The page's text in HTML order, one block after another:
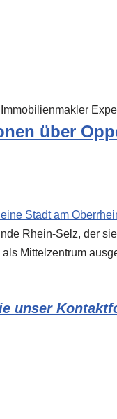
Immobilienmakler
über
Stadt am
Rhein-Selz, der
Mittelzentrum
unser